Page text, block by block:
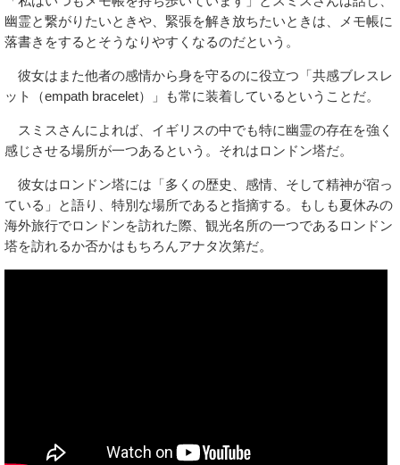
幽霊と繋がりたいときや、緊張を解き放ちたいときは、メモ帳に
落書きをするとそうなりやすくなるのだという。
彼女はまた他者の感情から身を守るのに役立つ「共感ブレスレ
ット（empath bracelet）」も常に装着しているということだ。
スミスさんによれば、イギリスの中でも特に幽霊の存在を強く
感じさせる場所が一つあるという。それはロンドン塔だ。
彼女はロンドン塔には「多くの歴史、感情、そして精神が宿っ
ている」と語り、特別な場所であると指摘する。もしも夏休みの
海外旅行でロンドンを訪れた際、観光名所の一つであるロンドン
塔を訪れるか否かはもちろんアナタ次第だ。